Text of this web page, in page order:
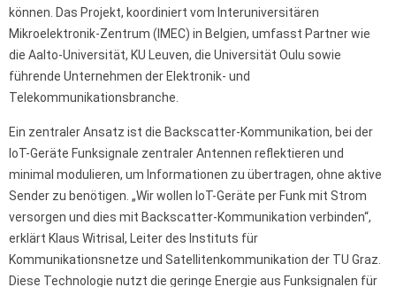
können. Das Projekt, koordiniert vom Interuniversitären
Mikroelektronik-Zentrum (IMEC) in Belgien, umfasst Partner wie
die Aalto-Universität, KU Leuven, die Universität Oulu sowie
führende Unternehmen der Elektronik- und
Telekommunikationsbranche.
Ein zentraler Ansatz ist die Backscatter-Kommunikation, bei der
IoT-Geräte Funksignale zentraler Antennen reflektieren und
minimal modulieren, um Informationen zu übertragen, ohne aktive
Sender zu benötigen. „Wir wollen IoT-Geräte per Funk mit Strom
versorgen und dies mit Backscatter-Kommunikation verbinden“,
erklärt Klaus Witrisal, Leiter des Instituts für
Kommunikationsnetze und Satellitenkommunikation der TU Graz.
Diese Technologie nutzt die geringe Energie aus Funksignalen für